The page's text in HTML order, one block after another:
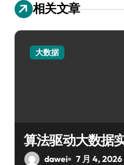
相关文章
大数据
算法驱动大数据
dawei 7 月 4, 2026